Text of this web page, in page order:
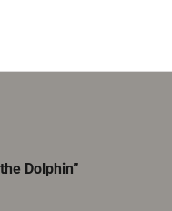
Dolphin”